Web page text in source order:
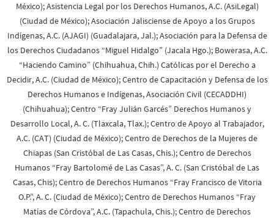
México); Asistencia Legal por los Derechos Humanos, A.C. (AsiLegal)
(Ciudad de México); Asociación Jalisciense de Apoyo a los Grupos
Indígenas, A.C. (AJAGI) (Guadalajara, Jal.); Asociación para la Defensa de
los Derechos Ciudadanos “Miguel Hidalgo” (Jacala Hgo.); Bowerasa, A.C.
“Haciendo Camino” (Chihuahua, Chih.) Católicas por el Derecho a
Decidir, A.C. (Ciudad de México); Centro de Capacitación y Defensa de los
Derechos Humanos e Indígenas, Asociación Civil (CECADDHI)
(Chihuahua); Centro “Fray Julián Garcés” Derechos Humanos y
Desarrollo Local, A. C. (Tlaxcala, Tlax.); Centro de Apoyo al Trabajador,
A.C. (CAT) (Ciudad de México); Centro de Derechos de la Mujeres de
Chiapas (San Cristóbal de Las Casas, Chis.); Centro de Derechos
Humanos “Fray Bartolomé de Las Casas”, A. C. (San Cristóbal de Las
Casas, Chis); Centro de Derechos Humanos “Fray Francisco de Vitoria
O.P.”, A. C. (Ciudad de México); Centro de Derechos Humanos “Fray
Matías de Córdova”, A.C. (Tapachula, Chis.); Centro de Derechos